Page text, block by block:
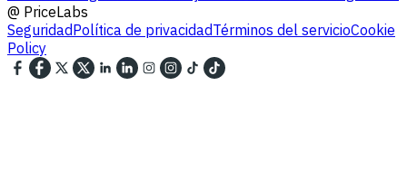
@ PriceLabs
SeguridadPolítica de privacidadTérminos del servicioCookie
Policy